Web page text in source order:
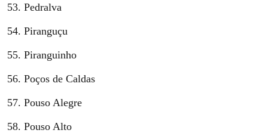
Pedralva
Piranguçu
Piranguinho
Poços de Caldas
Pouso Alegre
Pouso Alto